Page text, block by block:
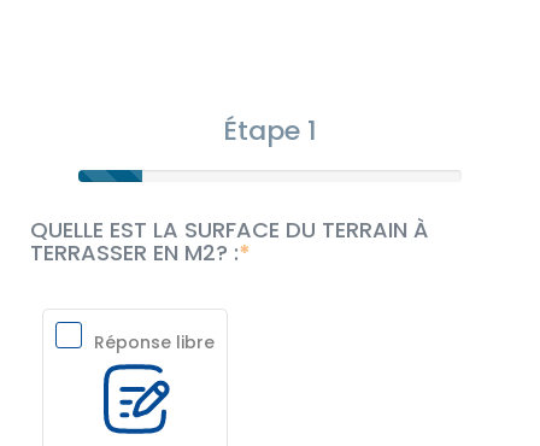
Étape 1
QUELLE EST LA SURFACE DU TERRAIN À
TERRASSER EN M2? :
Réponse libre